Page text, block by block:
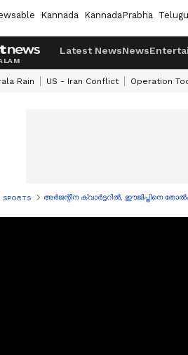
Kannada KannadaPrabha Telugu
Latest NewsNews
Rain US - Iran Conflict Operation
SPORTS അർജന്റീന ക്വാർട്ടറിൽ, ഈജിപ്തിനെ